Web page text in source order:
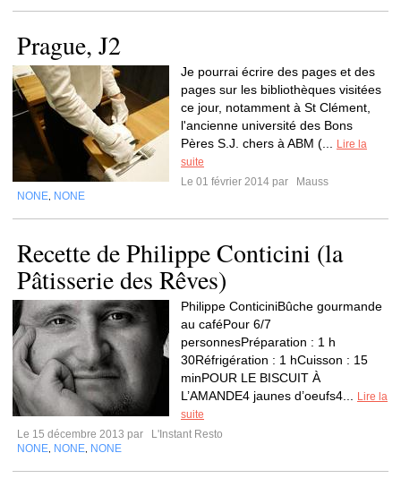
Prague, J2
Je pourrai écrire des pages et des
pages sur les bibliothèques visitées
ce jour, notamment à St Clément,
l'ancienne université des Bons
Pères S.J. chers à ABM (...
Lire la
suite
Le 01 février 2014 par
Mauss
NONE NONE
Recette de Philippe Conticini (la
Pâtisserie des Rêves)
Philippe ConticiniBûche gourmande
au caféPour 6/7
personnesPréparation : 1 h
30Réfrigération : 1 hCuisson : 15
minPOUR LE BISCUIT À
L’AMANDE4 jaunes d’oeufs4...
Lire la
suite
Le 15 décembre 2013 par
L'Instant Resto
NONE NONE NONE